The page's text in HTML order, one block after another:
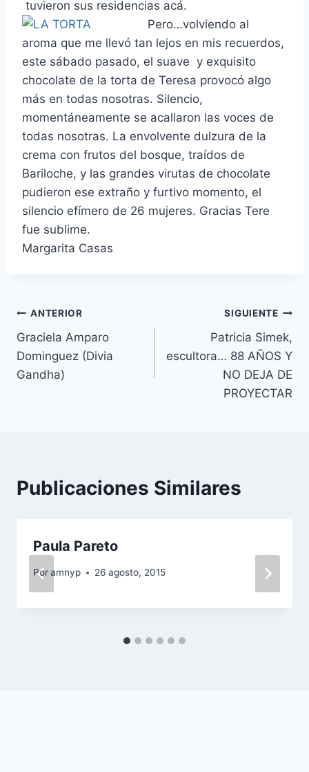
tuvieron sus residencias acá.
Pero…volviendo al
aroma que me llevó tan lejos en mis recuerdos,
este sábado pasado, el suave y exquisito
chocolate de la torta de Teresa provocó algo
más en todas nosotras. Silencio,
momentáneamente se acallaron las voces de
todas nosotras. La envolvente dulzura de la
crema con frutos del bosque, traídos de
Bariloche, y las grandes virutas de chocolate
pudieron ese extraño y furtivo momento, el
silencio efímero de 26 mujeres. Gracias Tere
fue sublime.
Margarita Casas
Navegación
de
entradas
ANTERIOR
Graciela Amparo
Dominguez (Divia
Gandha)
SIGUIENTE
Patricia Simek,
escultora… 88 AÑOS Y
NO DEJA DE
PROYECTAR
Publicaciones Similares
Paula Pareto
Poramnyp 26 agosto, 2015